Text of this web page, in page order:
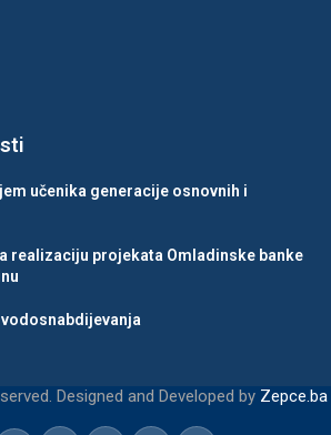
učenika generacije osnovnih i
realizaciju projekata Omladinske banke
Designed and Developed by Zepce.ba